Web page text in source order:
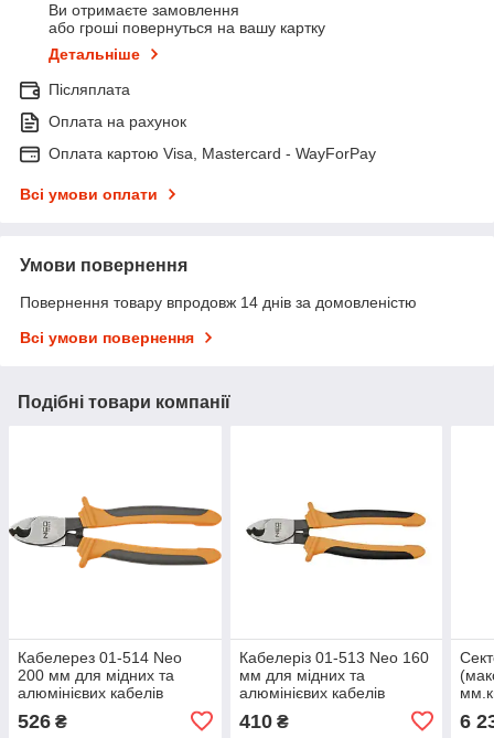
Ви отримаєте замовлення
або гроші повернуться на вашу картку
Детальніше
Післяплата
Оплата на рахунок
Оплата картою Visa, Mastercard - WayForPay
Всі умови оплати
Умови повернення
Повернення товару впродовж 14 днів за домовленістю
Всі умови повернення
Подібні товари компанії
Кабелерез 01-514 Neo
200 мм для мідних та
алюмінієвих кабелів
526 ₴
Кабелеріз 01-513 Neo 160
мм для мідних та
алюмінієвих кабелів
410₴ 6